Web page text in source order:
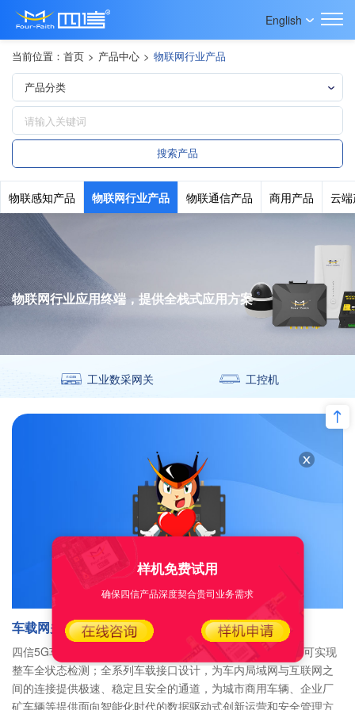
English
当前位置： 首页 > 产品中心 > 物联网行业产品
物联感知产品 物联网行业产品 物联通信产品 商用产品 云
物联网行业应用终端，提供全栈式应用方案
工业数采网关 工控机
车载网关
四信5G车载网关支持4G/5G高质量通信，支持WiFi-6技术，可实现
整车全状态检测；全系列车载接口设计，为车内局域网与互联网之
间的连接提供极速、稳定且安全的通道，为城市商用车辆、企业厂
矿车辆等提供面向智能化时代的数据驱动式创新运营和安全管理方
样机免费试用
确保四信产品深度契合贵司业务需求